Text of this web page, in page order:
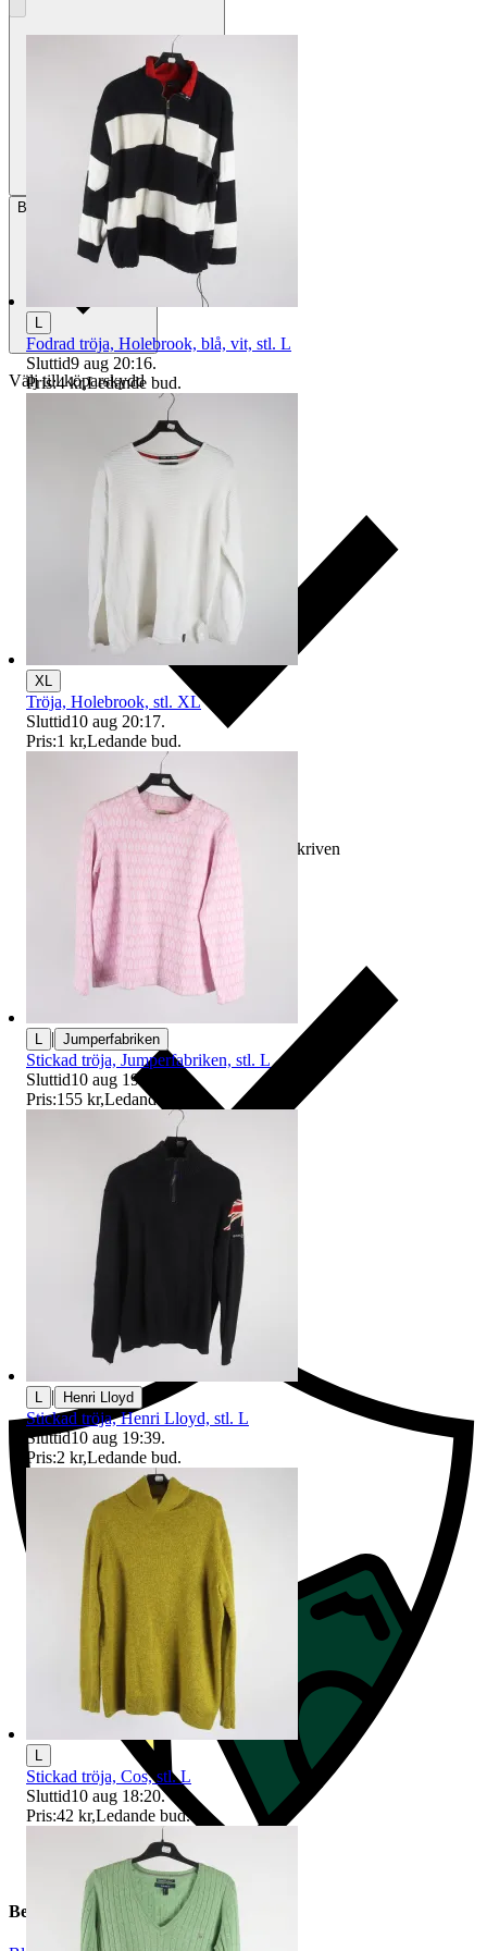
Betalning Via Tradera
Välj till köparskydd
Ersättning om varan inte är som beskriven
Ersättning om du inte får din vara
Beskrivning
L
Fodrad tröja, Holebrook, blå, vit, stl. L
Sluttid9 aug 20:16.
Pris:4 kr,Ledande bud.
XL
Tröja, Holebrook, stl. XL
Sluttid10 aug 20:17.
Pris:1 kr,Ledande bud.
L | Jumperfabriken
Stickad tröja, Jumperfabriken, stl. L
Sluttid10 aug 19:53
Pris:155 kr,Ledande bud
L | Henri Lloyd
Stickad tröja, Henri Lloyd, stl. L
Sluttid10 aug 19:39.
Pris:2 kr,Ledande bud.
L
Stickad tröja, Cos, stl. L
Sluttid10 aug 18:20.
Pris:42 kr,Ledande bud.